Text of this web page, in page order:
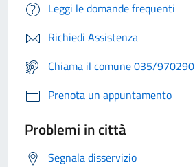
Leggi le domande frequenti
Richiedi Assistenza
Chiama il comune 035/970290
Prenota un appuntamento
Problemi in città
Segnala disservizio